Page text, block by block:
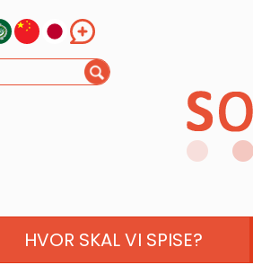
HVOR SKAL VI SPISE?